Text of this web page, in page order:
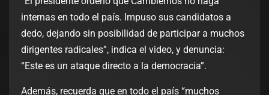
internas en todo el país. Impuso sus candidatos a
dedo, dejando sin posibilidad de participar a muchos
dirigentes radicales”, indica el video, y denuncia:
“Este es un ataque directo a la democracia”.
Además, recuerda que en todo el país “muchos